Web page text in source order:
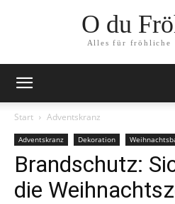
O du
Alles für fröhliche
Start Adventskranz
Adventskranz Dekoration
Brandschutz:
die